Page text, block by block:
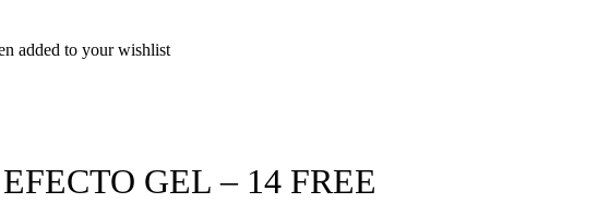
added to your wishlist
GEL – 14 FREE